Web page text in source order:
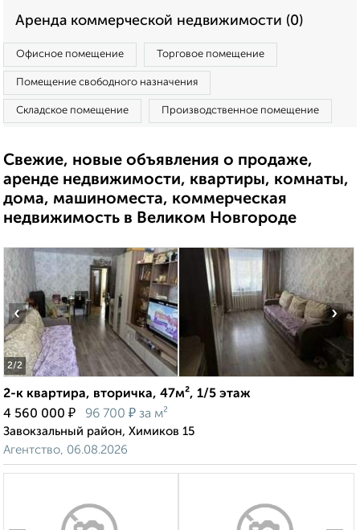
Аренда коммерческой недвижимости (0)
Офисное помещение Торговое помещение
Помещение свободного назначения
Складское помещение Производственное помещение
Свежие, новые объявления о продаже,
аренде недвижимости, квартиры, комнаты,
дома, машиноместа, коммерческая
недвижимость в Великом Новгороде
2/2
‹ ›
2-к квартира, вторичка, 47м², 1/5 этаж
4 560 000 ₽ 96 700 ₽ за м²
Завокзальный район, Химиков 15
Агентство, 06.08.2026